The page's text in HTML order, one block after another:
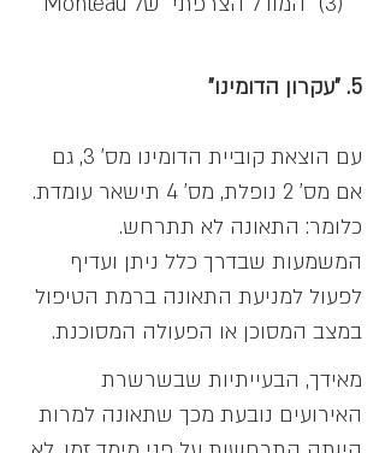
5. "עקרון הדומינו"
עם הוצאת קוביית הדומינו מס' 3, גם
אם מס' 2 נופלת, מס' 4 תישאר עומדת.
כלומר: התאונה לא תתרחש.
המשמעות שבדרך כלל ניתן ועדיף
לפעול למניעת התאונה ברמת הטיפול
במצב המסוכן או הפעולה המסוכנת.
מאידך, הבעייתיות שבשרשרת
האירועים נובעת מכך שתאונה למרות